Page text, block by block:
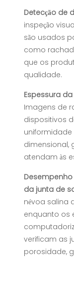
Detecção de
inspeção
são usados
como
que os
qualidade.
Espessura
Imagens de
dispositivos
dimensional,
atendam às
da junta de
névoa salina
enquanto os
verificam as
porosidade,